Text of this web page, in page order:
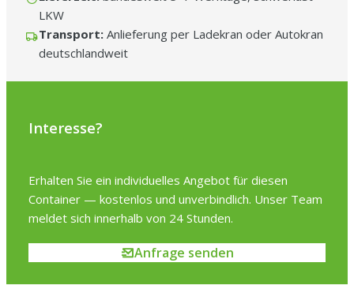
LKW
Transport: Anlieferung per Ladekran oder Autokran
deutschlandweit
Interesse?
Erhalten Sie ein individuelles Angebot für diesen
Container — kostenlos und unverbindlich. Unser Team
meldet sich innerhalb von 24 Stunden.
Anfrage senden